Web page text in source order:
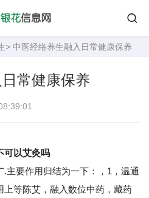
> 中医经络养生融入日常健康保养
常健康保养
可以艾灸吗
要作用归结为一下：，1，温通
等陈艾，融入数位中药，藏药